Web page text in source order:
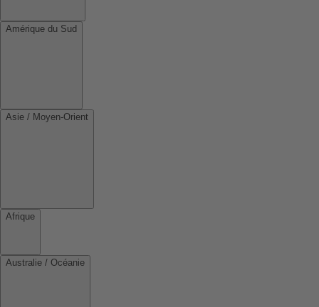
Amérique du Sud
Asie / Moyen-Orient
Afrique
Australie / Océanie